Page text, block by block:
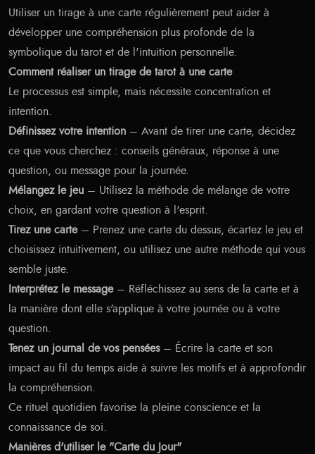
Utiliser un tirage à une carte régulièrement peut aider à
développer une compréhension plus profonde de la
symbolique du tarot et de l'intuition personnelle.
Comment réaliser un tirage de tarot à une carte
Le processus est simple, mais nécessite concentration et
intention.
Définissez votre intention – Avant de tirer une carte, décidez
ce que vous cherchez : conseils généraux, réponse à une
question, ou message pour la journée.
Mélangez le jeu – Utilisez la méthode de mélange de votre
choix, en gardant votre question à l'esprit.
Tirez une carte– Prenez une carte du dessus, écartez le jeu et
choisissez intuitivement, ou utilisez une autre méthode qui vous
semble juste.
Interprétez le message– Réfléchissez au sens de la carte et à
la manière dont elle s'applique à votre journée ou à votre
question.
Tenez un journal de vos pensées– Écrire la carte et son
impact au fil du temps aide à suivre les motifs et à approfondir
la compréhension.
Ce rituel quotidien favorise la pleine conscience et la
connaissance de soi.
Manières d'utiliser le "Carte du Jour"